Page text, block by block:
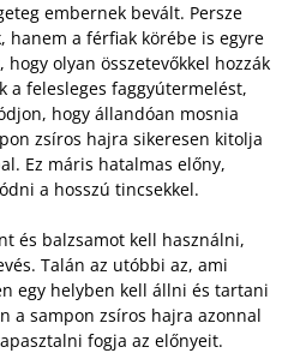
embernek bevált. Persze
hanem a férfiak körébe is egyre
olyan összetevőkkel hozzák
a felesleges faggyútermelést,
hogy állandóan mosnia
zsíros hajra sikeresen kitolja
Ez máris hatalmas előny,
a hosszú tincsekkel.
és balzsamot kell használni,
Talán az utóbbi az, ami
egy helyben kell állni és tartani
a sampon zsíros hajra azonnal
fogja az előnyeit.